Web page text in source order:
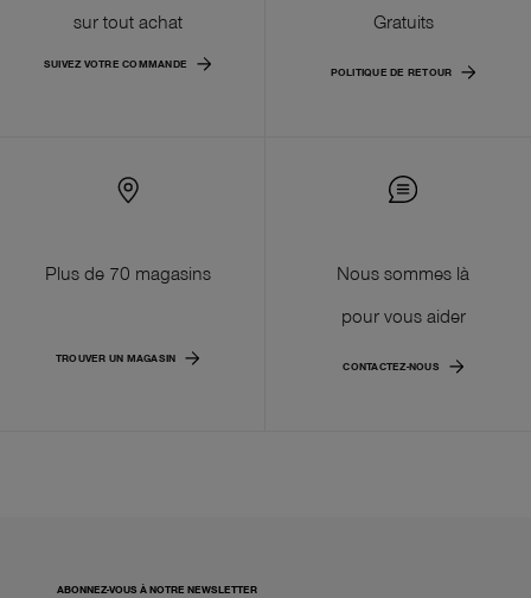
sur tout achat
SUIVEZ VOTRE COMMANDE
Gratuits
POLITIQUE DE RETOUR
Plus de 70 magasins
TROUVER UN MAGASIN
Nous sommes là
pour vous aider
CONTACTEZ-NOUS
ABONNEZ-VOUS À NOTRE NEWSLETTER